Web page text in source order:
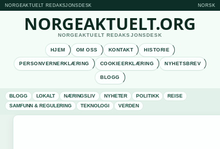
NORGEAKTUELT REDAKSJONSDESK NORSK
NORGEAKTUELT.ORG
NORGEAKTUELT REDAKSJONSDESK
HJEM OM OSS KONTAKT HISTORIE
PERSONVERNERKLÆRING COOKIEERKLÆRING NYHETSBREV
BLOGG
BLOGG LOKALT NÆRINGSLIV NYHETER POLITIKK
REISE
SAMFUNN & REGULERING
TEKNOLOGI VERDEN